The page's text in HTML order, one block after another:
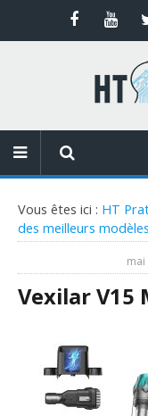
Vous êtes ici : HT
des meilleurs
mai
Vexilar V15